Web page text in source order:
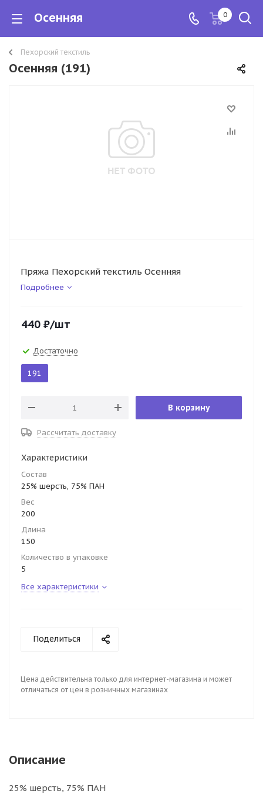
Осенняя 0
Пехорский текстиль
Осенняя (191)
Пряжа Пехорский текстиль Осенняя
Подробнее
440 ₽/шт
Достаточно
191
В корзину
Рассчитать доставку
Характеристики
Состав
25% шерсть, 75% ПАН
Вес
200
Длина
150
Количество в упаковке
5
Все характеристики
Поделиться
Цена действительна только для интернет-магазина и может
отличаться от цен в розничных магазинах
Описание
25% шерсть, 75% ПАН